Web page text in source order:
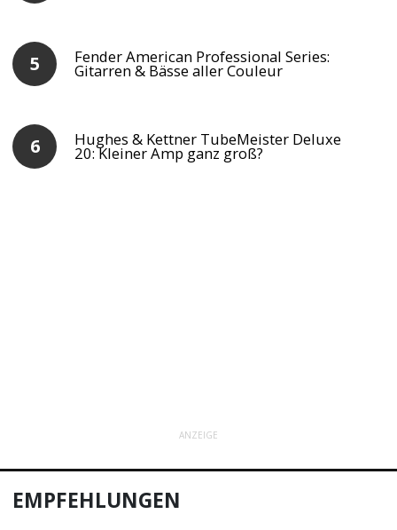
Fender American Professional Series:
Gitarren & Bässe aller Couleur
Hughes & Kettner TubeMeister Deluxe
20: Kleiner Amp ganz groß?
ANZEIGE
EMPFEHLUNGEN